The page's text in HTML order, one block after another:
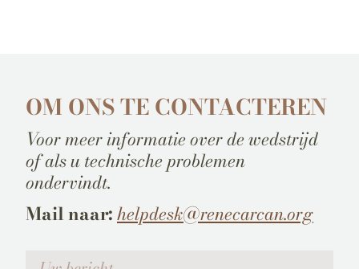
OM ONS TE CONTACTEREN
Voor meer informatie over de wedstrijd
of als u technische problemen
ondervindt.
Mail naar:helpdesk@renecarcan.org
Votre message